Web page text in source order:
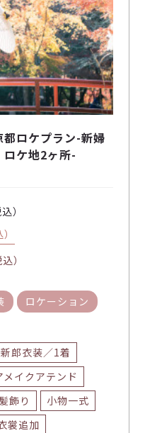
ロケプラン-新婦
ケ地2ヶ所-
）
）
ロケーション
新郎衣装／1着
メイクアテンド
飾り
小物一式
裳追加